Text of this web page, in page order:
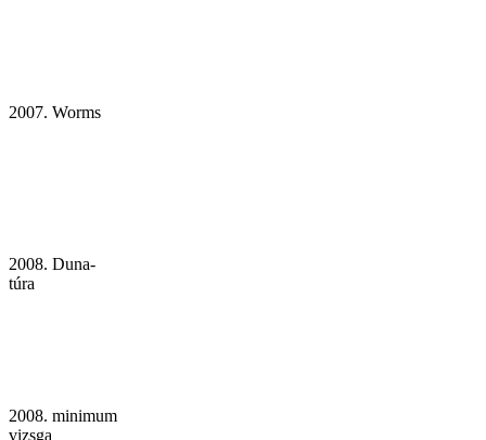
2007. Worms
2008. Duna-
túra
2008. minimum
vizsga